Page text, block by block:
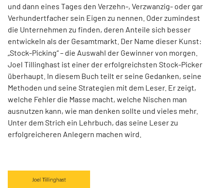
und dann eines Tages den Verzehn-, Verzwanzig- oder gar
Verhundertfacher sein Eigen zu nennen. Oder zumindest
die Unternehmen zu finden, deren Anteile sich besser
entwickeln als der Gesamtmarkt. Der Name dieser Kunst:
„Stock-Picking“ – die Auswahl der Gewinner von morgen.
Joel Tillinghast ist einer der erfolgreichsten Stock-Picker
überhaupt. In diesem Buch teilt er seine Gedanken, seine
Methoden und seine Strategien mit dem Leser. Er zeigt,
welche Fehler die Masse macht, welche Nischen man
ausnutzen kann, wie man denken sollte und vieles mehr.
Unter dem Strich ein Lehrbuch, das seine Leser zu
erfolgreicheren Anlegern machen wird.